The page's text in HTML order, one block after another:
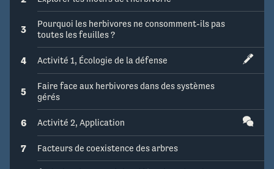
3
Pourquoi les herbivores ne consomment-ils pas
toutes les feuilles ?
4 Activité 1, Écologie de la défense
5
Faire face aux herbivores dans des systèmes
gérés
6 Activité 2, Application
7 Facteurs de coexistence des arbres